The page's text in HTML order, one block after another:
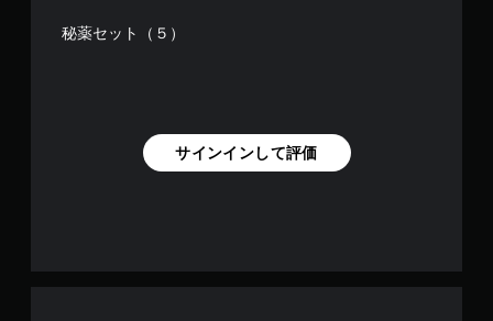
秘薬セット（５）
サインインして評価